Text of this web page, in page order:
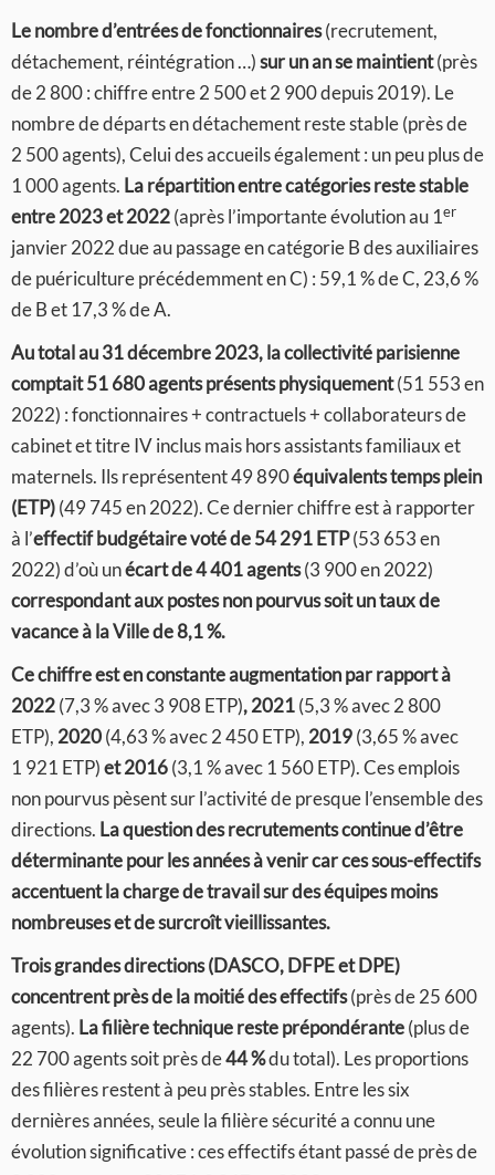
Le nombre d’entrées de fonctionnaires(recrutement,
détachement, réintégration …)sur un an se maintient(près
de 2 800 : chiffre entre 2 500 et 2 900 depuis 2019). Le
nombre de départs en détachement reste stable (près de
2 500 agents), Celui des accueils également : un peu plus de
1 000 agents. La répartition entre catégories reste stable
entre 2023 et 2022(après l’importante évolution au 1er
janvier 2022 due au passage en catégorie B des auxiliaires
de puériculture précédemment en C) : 59,1 % de C, 23,6 %
de B et 17,3 % de A.
Au total au 31 décembre 2023, la collectivité parisienne
comptait 51 680 agents présents physiquement(51 553 en
2022) : fonctionnaires + contractuels + collaborateurs de
cabinet et titre IV inclus mais hors assistants familiaux et
maternels. Ils représentent 49 890équivalents temps plein
(ETP)(49 745 en 2022). Ce dernier chiffre est à rapporter
à l’effectif budgétaire voté de 54 291 ETP(53 653 en
2022) d’où unécart de 4 401 agents(3 900 en 2022)
correspondant aux postes non pourvus soit un taux de
vacance à la Ville de 8,1 %.
Ce chiffre est en constante augmentation par rapport à
2022(7,3 % avec 3 908 ETP), 2021(5,3 % avec 2 800
ETP), 2020(4,63 % avec 2 450 ETP), 2019(3,65 % avec
1 921 ETP)et 2016(3,1 % avec 1 560 ETP). Ces emplois
non pourvus pèsent sur l’activité de presque l’ensemble des
directions. La question des recrutements continue d’être
déterminante pour les années à venir car ces sous-effectifs
accentuent la charge de travail sur des équipes moins
nombreuses et de surcroît vieillissantes.
Trois grandes directions (DASCO, DFPE et DPE)
concentrent près de la moitié des effectifs(près de 25 600
agents). La filière technique reste prépondérante(plus de
22 700 agents soit près de44 %du total). Les proportions
des filières restent à peu près stables. Entre les six
dernières années, seule la filière sécurité a connu une
évolution significative : ces effectifs étant passé de près de